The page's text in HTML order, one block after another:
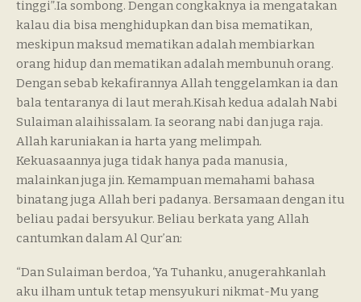
tinggi”.Ia sombong. Dengan congkaknya ia mengatakan
kalau dia bisa menghidupkan dan bisa mematikan,
meskipun maksud mematikan adalah membiarkan
orang hidup dan mematikan adalah membunuh orang.
Dengan sebab kekafirannya Allah tenggelamkan ia dan
bala tentaranya di laut merah.Kisah kedua adalah Nabi
Sulaiman alaihissalam. Ia seorang nabi dan juga raja.
Allah karuniakan ia harta yang melimpah.
Kekuasaannya juga tidak hanya pada manusia,
malainkan juga jin. Kemampuan memahami bahasa
binatang juga Allah beri padanya. Bersamaan dengan itu
beliau padai bersyukur. Beliau berkata yang Allah
cantumkan dalam Al Qur’an:
“Dan Sulaiman berdoa, ‘Ya Tuhanku, anugerahkanlah
aku ilham untuk tetap mensyukuri nikmat-Mu yang